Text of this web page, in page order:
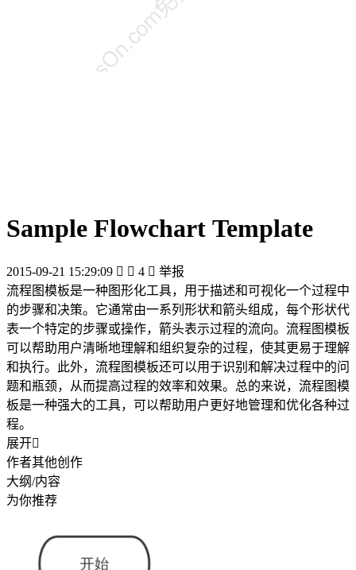
Sample Flowchart Template
2015-09-21 15:29:09   4  举报
流程图模板是一种图形化工具，用于描述和可视化一个过程中
的步骤和决策。它通常由一系列形状和箭头组成，每个形状代
表一个特定的步骤或操作，箭头表示过程的流向。流程图模板
可以帮助用户清晰地理解和组织复杂的过程，使其更易于理解
和执行。此外，流程图模板还可以用于识别和解决过程中的问
题和瓶颈，从而提高过程的效率和效果。总的来说，流程图模
板是一种强大的工具，可以帮助用户更好地管理和优化各种过
程。
展开
作者其他创作
大纲/内容
为你推荐